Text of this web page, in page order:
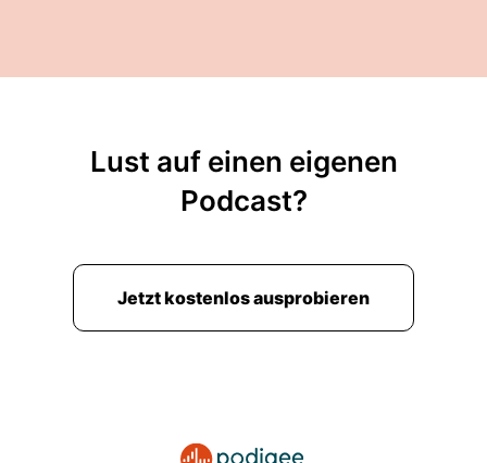
Lust auf einen eigenen
Podcast?
Jetzt kostenlos ausprobieren